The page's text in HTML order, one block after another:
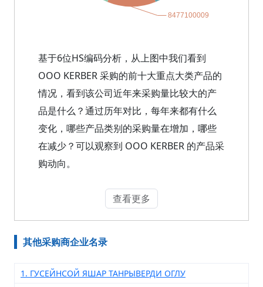
基于6位HS编码分析，从上图中我们看到
OOO KERBER 采购的前十大重点大类产品的
情况，看到该公司近年来采购量比较大的产
品是什么？通过历年对比，每年来都有什么
变化，哪些产品类别的采购量在增加，哪些
在减少？可以观察到 OOO KERBER 的产品采
购动向。
查看更多
其他采购商企业名录
1. ГУСЕЙНСОЙ ЯШАР ТАНРЫВЕРДИ ОГЛУ